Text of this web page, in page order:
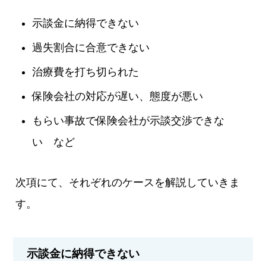
示談金に納得できない
過失割合に合意できない
治療費を打ち切られた
保険会社の対応が遅い、態度が悪い
もらい事故で保険会社が示談交渉できな
い など
次項にて、それぞれのケースを解説していきま
す。
示談金に納得できない